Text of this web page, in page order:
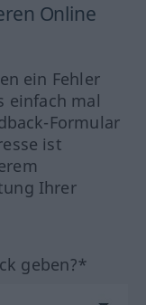
Online
ein Fehler
einfach mal
Formular
ist
Ihrer
geben?*